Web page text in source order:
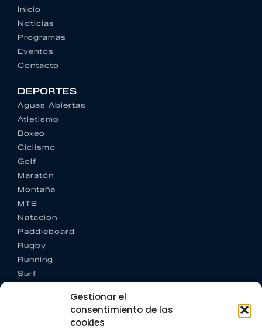
Gestionar el
consentimiento de las
cookies
Inicio
Noticias
Programas
Eventos
Contacto
DEPORTES
Aguas Abiertas
Atletismo
Boxeo
Ciclismo
Golf
Maratón
Montaña
MTB
Natación
Paddleboard
Rugby
Running
Surf
CONTACTO